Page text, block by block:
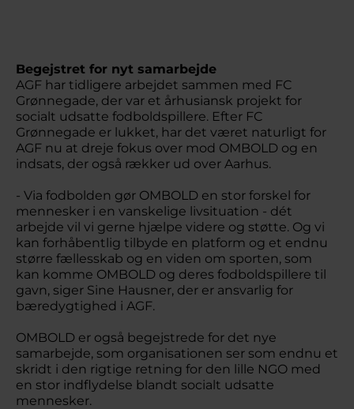
Begejstret for nyt samarbejde
AGF har tidligere arbejdet sammen med FC
Grønnegade, der var et århusiansk projekt for
socialt udsatte fodboldspillere. Efter FC
Grønnegade er lukket, har det været naturligt for
AGF nu at dreje fokus over mod OMBOLD og en
indsats, der også rækker ud over Aarhus.
- Via fodbolden gør OMBOLD en stor forskel for
mennesker i en vanskelige livsituation - dét
arbejde vil vi gerne hjælpe videre og støtte. Og vi
kan forhåbentlig tilbyde en platform og et endnu
større fællesskab og en viden om sporten, som
kan komme OMBOLD og deres fodboldspillere til
gavn, siger Sine Hausner, der er ansvarlig for
bæredygtighed i AGF.
OMBOLD er også begejstrede for det nye
samarbejde, som organisationen ser som endnu et
skridt i den rigtige retning for den lille NGO med
en stor indflydelse blandt socialt udsatte
mennesker.